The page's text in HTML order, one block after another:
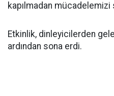
kapılmadan
Etkinlik, dinleyicilerden
ardından sona erdi.